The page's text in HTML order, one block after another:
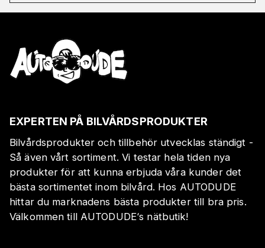
EXPERTEN PÅ BILVÅRDSPRODUKTER
Bilvårdsprodukter och tillbehör utvecklas ständigt -
Så även vårt sortiment. Vi testar hela tiden nya
produkter för att kunna erbjuda våra kunder det
bästa sortimentet inom bilvård. Hos AUTODUDE
hittar du marknadens bästa produkter till bra pris.
Välkommen till AUTODUDE‘s nätbutik!